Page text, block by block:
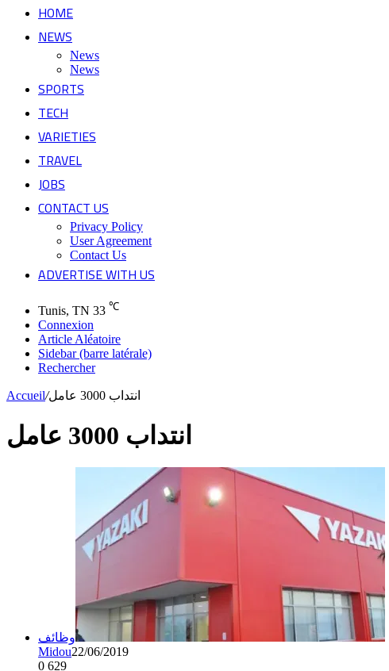
HOME
NEWS
News
News
SPORTS
TECH
VARIETIES
TRAVEL
JOBS
CONTACT US
Privacy Policy
User Agreement
Contact Us
ADVERTISE WITH US
Tunis, TN 33 ℃
Connexion
Article Aléatoire
Sidebar (barre latérale)
Rechercher
Accueil/ انتداب 3000 عامل
انتداب 3000 عامل
وظائف
Midou22/06/2019
0 629